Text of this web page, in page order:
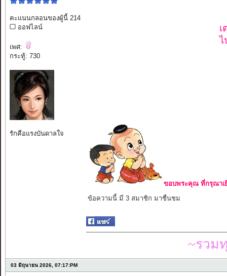
คะแนนกลอนของผู้นี้ 214
ออฟไลน์
เพศ:
กระทู้: 730
รักคือแรงบันดาลใจ
ไ
ขอบพระคุณ ที่กรุณาเ
ข้อความนี้ มี 3 สมาชิก มาชื่นชม
~รวม
03 มิถุนายน 2026, 07:17:PM